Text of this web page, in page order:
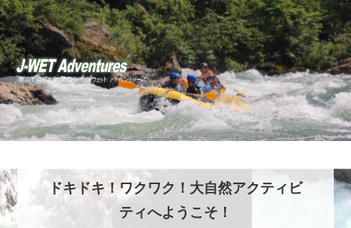
ドキドキ！ワクワク！大自然アクティビ
ティへようこそ！